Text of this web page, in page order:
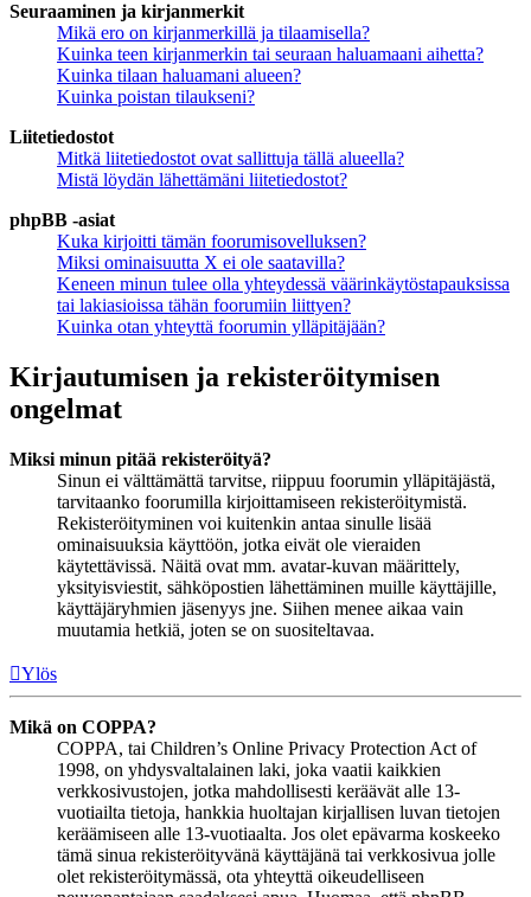
Seuraaminen ja kirjanmerkit
Mikä ero on kirjanmerkillä ja tilaamisella?
Kuinka teen kirjanmerkin tai seuraan haluamaani aihetta?
Kuinka tilaan haluamani alueen?
Kuinka poistan tilaukseni?
Liitetiedostot
Mitkä liitetiedostot ovat sallittuja tällä alueella?
Mistä löydän lähettämäni liitetiedostot?
phpBB -asiat
Kuka kirjoitti tämän foorumisovelluksen?
Miksi ominaisuutta X ei ole saatavilla?
Keneen minun tulee olla yhteydessä väärinkäytöstapauksissa
tai lakiasioissa tähän foorumiin liittyen?
Kuinka otan yhteyttä foorumin ylläpitäjään?
Kirjautumisen ja rekisteröitymisen
ongelmat
Miksi minun pitää rekisteröityä?
Sinun ei välttämättä tarvitse, riippuu foorumin ylläpitäjästä,
tarvitaanko foorumilla kirjoittamiseen rekisteröitymistä.
Rekisteröityminen voi kuitenkin antaa sinulle lisää
ominaisuuksia käyttöön, jotka eivät ole vieraiden
käytettävissä. Näitä ovat mm. avatar-kuvan määrittely,
yksityisviestit, sähköpostien lähettäminen muille käyttäjille,
käyttäjäryhmien jäsenyys jne. Siihen menee aikaa vain
muutamia hetkiä, joten se on suositeltavaa.
Ylös
Mikä on COPPA?
COPPA, tai Children’s Online Privacy Protection Act of
1998, on yhdysvaltalainen laki, joka vaatii kaikkien
verkkosivustojen, jotka mahdollisesti keräävät alle 13-
vuotiailta tietoja, hankkia huoltajan kirjallisen luvan tietojen
keräämiseen alle 13-vuotiaalta. Jos olet epävarma koskeeko
tämä sinua rekisteröityvänä käyttäjänä tai verkkosivua jolle
olet rekisteröitymässä, ota yhteyttä oikeudelliseen